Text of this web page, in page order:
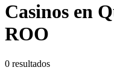
Casinos en
ROO
0 resultados